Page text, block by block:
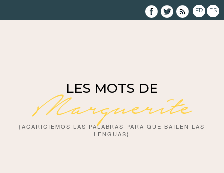
FR ES
LES MOTS DE
Marguerite
{ACARICIEMOS LAS PALABRAS PARA QUE BAILEN LAS
LENGUAS}